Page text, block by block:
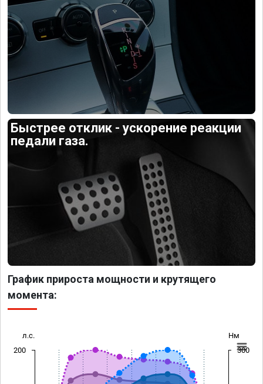
Быстрее отклик - ускорение реакции
педали газа.
График прироста мощности и крутящего
момента:
л.с. Нм
200 300